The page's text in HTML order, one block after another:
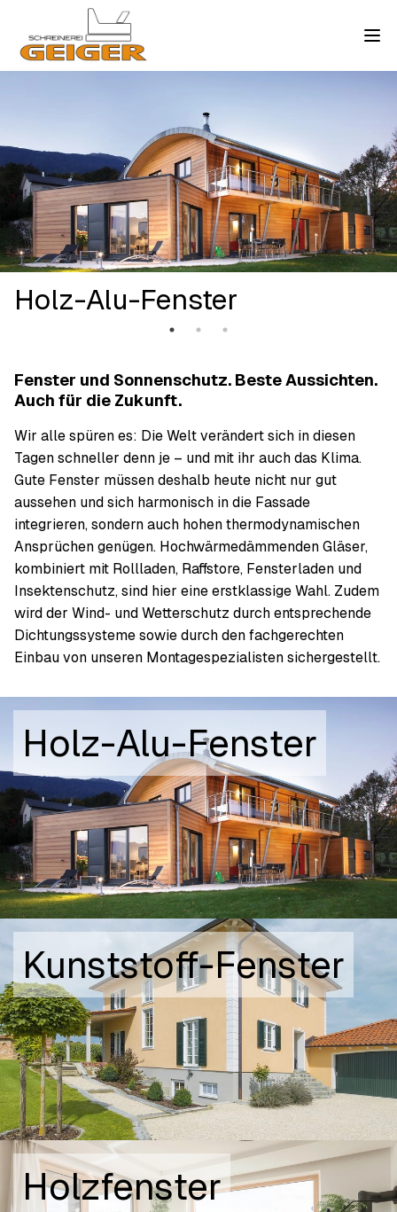
Holz-Alu-Fenster
Fenster und Sonnenschutz. Beste Aussichten.
Auch für die Zukunft.
Wir alle spüren es: Die Welt verändert sich in diesen
Tagen schneller denn je – und mit ihr auch das Klima.
Gute Fenster müssen deshalb heute nicht nur gut
aussehen und sich harmonisch in die Fassade
integrieren, sondern auch hohen thermodynamischen
Ansprüchen genügen. Hochwärmedämmenden Gläser,
kombiniert mit Rollladen, Raffstore, Fensterladen und
Insektenschutz, sind hier eine erstklassige Wahl. Zudem
wird der Wind- und Wetterschutz durch entsprechende
Dichtungssysteme sowie durch den fachgerechten
Einbau von unseren Montagespezialisten sichergestellt.
Holz-Alu-Fenster
Kunststoff-Fenster
Holzfenster